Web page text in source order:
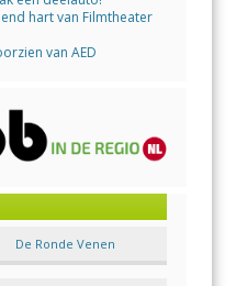
hart van Filmtheater
van AED
De Ronde Venen